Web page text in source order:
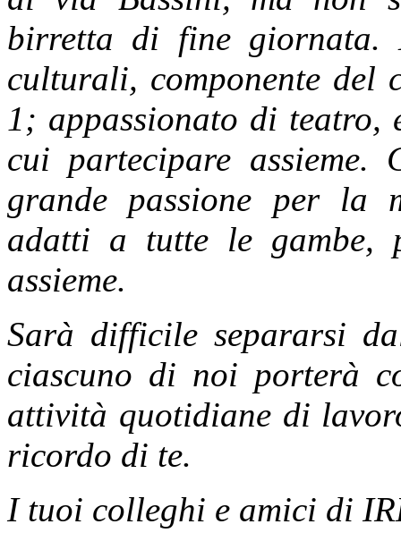
birretta di fine giornata.
culturali, componente del
1; appassionato di
cui partecipare assieme.
grande passione per la
adatti a tutte le gambe,
assieme.
Sarà difficile separarsi
ciascuno di noi porterà
attività quotidiane di
ricordo di te.
I tuoi colleghi e amici di